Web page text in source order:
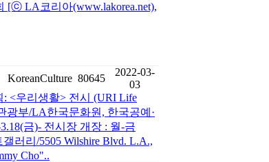
[ⓒ LA코리아(www.lakorea.net),
KoreanCulture 80645
2022-03-
03
<우리생활> 전시 (URI Life
광부/LA한국문화원, 한국공예·
금)- 전시장 개장 : 월-금
러리/5505 Wilshire Blvd. L.A.,
Cho"..